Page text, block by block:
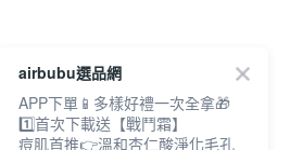
airbubu選品網
APP下單📱多樣好禮一次全拿🎁
1️⃣首次下載送【戰鬥霜】
痘肌首推👉溫和杏仁酸淨化毛孔